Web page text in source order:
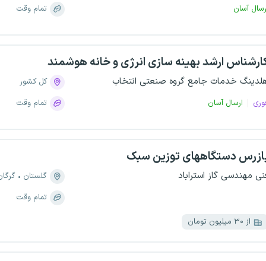
آسان
تمام وقت
ارشد بهینه سازی انرژی و خانه هوشمند
خدمات جامع گروه صنعتی انتخاب
ارسال آسان
کل کشور
تمام وقت
دستگاههای توزین سبک
مهندسی گاز استراباد گلستان
تمام وقت
از ۳۰ میلیون تومان